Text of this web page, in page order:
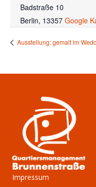
Badstraße 10
Berlin, 13357 Google
Ausstellung: gemalt im
Impressum